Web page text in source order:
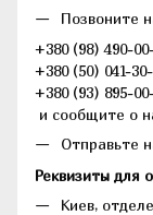
Позвоните
+380 (98) 490-
+380 (50) 041-
+380 (93) 895-
и сообщите о
Отправьте
Реквизиты для
Киев,